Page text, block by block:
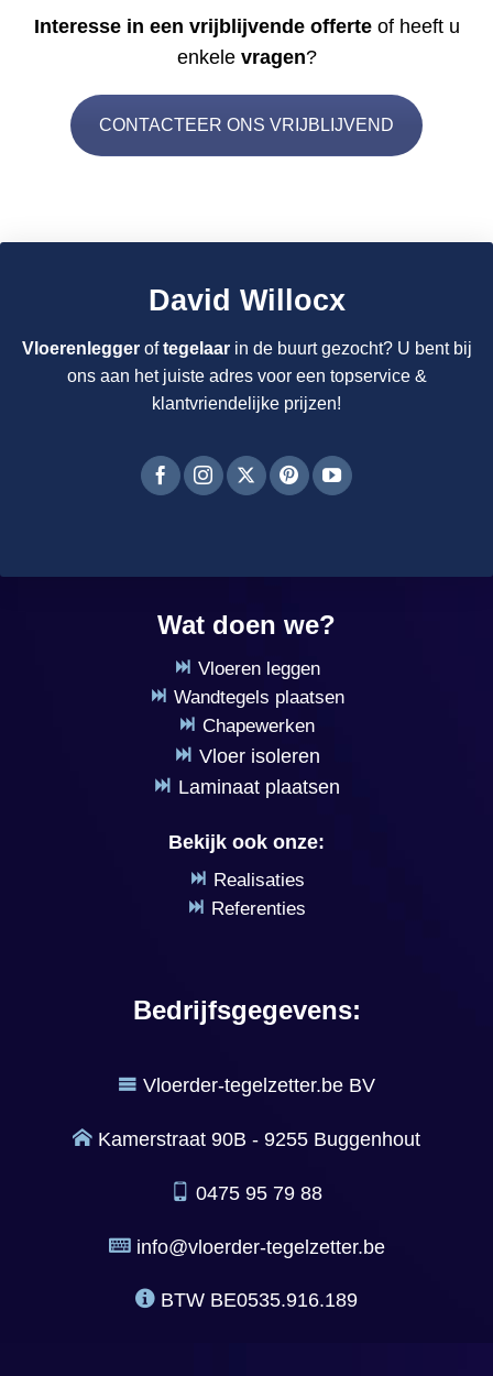
Interesse in een vrijblijvende offerte of heeft u
enkelevragen?
CONTACTEER ONS VRIJBLIJVEND
David Willocx
Vloerenleggeroftegelaarin de buurt gezocht? U bent bij
ons aan het juiste adres voor een topservice &
klantvriendelijke prijzen!
Wat doen we?
Vloeren leggen
Wandtegels plaatsen
Chapewerken
Vloer isoleren
Laminaat plaatsen
Bekijk ook onze:
Realisaties
Referenties
Bedrijfsgegevens:
Vloerder-tegelzetter.be BV
Kamerstraat 90B - 9255 Buggenhout
0475 95 79 88
info@vloerder-tegelzetter.be
BTW BE0535.916.189